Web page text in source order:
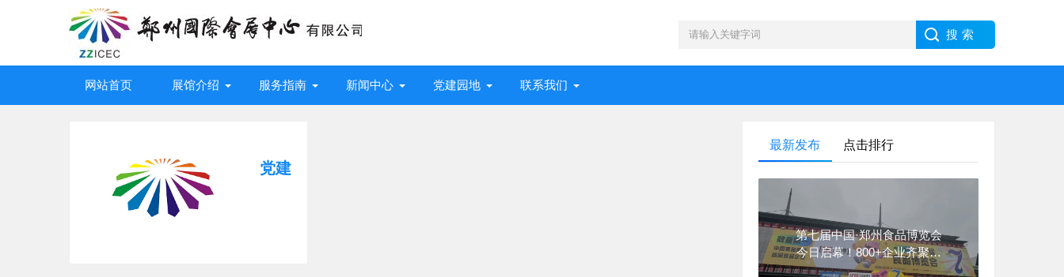
网站首页 展馆介绍 服务指南 新闻中心 党建园地 联系我们
党建
最新发布 点击排行
第七届中国·郑州食品博览会
今日启幕！800+企业齐聚郑
州，共探食品产业增长新路径